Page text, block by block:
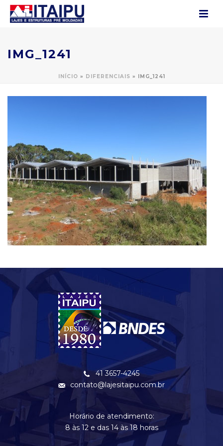
IMG_1241
INÍCIO » DIFERENCIAIS » IMG_1241
41 3657-4245
contato@lajesitaipu.com.br
Horário de atendimento:
8 às 12 e das 14 às 18 horas